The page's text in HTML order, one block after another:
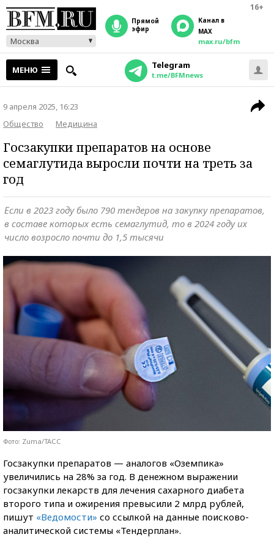
16+
Москва
прямой
эфир
Канал в
MAX
max.ru/bfm
МЕНЮ Telegram
t.me/BFMnews
9 апреля 2025, 16:23
Общество
Медицина
Госзакупки препаратов на основе
семаглутида выросли почти на треть за
год
Если в 2023 году было 790 тендеров на закупку препаратов,
в составе которых есть семаглутид, то в 2024 году их
число возросло почти до 1,5 тысячи
Фото: Zuma/ТАСС
Госзакупки препаратов — аналогов «Оземпика»
увеличились на 28% за год. В денежном выражении
госзакупки лекарств для лечения сахарного диабета
второго типа и ожирения превысили 2 млрд рублей,
пишут «Ведомости» со ссылкой на данные поисково-
аналитической системы «Тендерплан».